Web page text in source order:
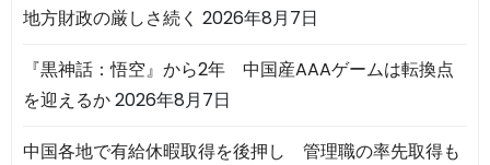
地方財政の厳しさ続く 2026年8月7日
『黒神話：悟空』から2年 中国産AAAゲームは転換点
を迎えるか2026年8月7日
中国各地で有給休暇取得を後押し 管理職の率先取得も